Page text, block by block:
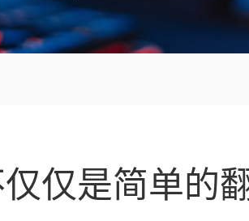
仅是简单的